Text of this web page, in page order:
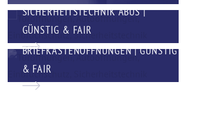
SICHERHEITSTECHNIK ABUS |
GÜNSTIG & FAIR
BRIEFKASTENÖFFNUNGEN | GÜNSTIG
& FAIR